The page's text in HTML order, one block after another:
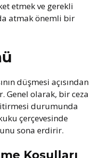
etmek ve gerekli
atmak önemli bir
düşmesi açısından
olarak, bir ceza
yitirmesi durumunda
çerçevesinde
sona erdirir.
Koşulları